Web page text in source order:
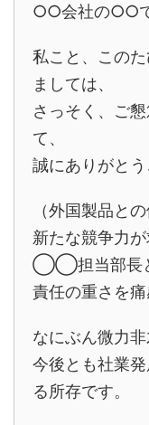
○○会社の○○で
私こと、この
ましては、
さっそく、ご
て、
誠にありがとう
（外国製品と
新たな競争力が
◯◯担当部長と
責任の重さを痛
なにぶん微力
今後とも社業
る所存です。